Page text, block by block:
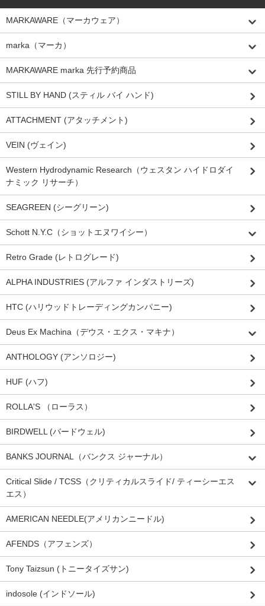
MARKAWARE（マーカウェア）
marka（マーカ）
MARKAWARE marka 先行予約商品
STILL BY HAND (スティル バイ ハンド)
ATTACHMENT (アタッチメント)
VEIN (ヴェイン)
Western Hydrodynamic Research（ウェスタン ハイドロダイ
ナミック リサーチ）
SEAGREEN (シーグリーン)
Schott N.Y.C（ショットエヌワイシー）
Retro Grade (レトログレード)
ALPHA INDUSTRIES (アルファ インダストリーズ)
HTC (ハリウッドトレーディングカンパニー)
Deus Ex Machina（デウス・エクス・マキナ）
ANTHOLOGY (アンソロジー)
HUF (ハフ)
ROLLA'S （ローラス）
BIRDWELL (バードウェル)
BANKS JOURNAL（バンクス ジャーナル）
Critical Slide / TCSS（クリティカルスライド/ ティーシーエス
エス）
AMERICAN NEEDLE(アメリカンニードル)
AFENDS（アフェンズ）
Tony Taizsun (トニータイズサン)
indosole (インドソール)